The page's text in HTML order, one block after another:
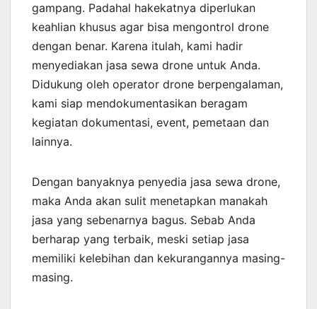
gampang. Padahal hakekatnya diperlukan
keahlian khusus agar bisa mengontrol drone
dengan benar. Karena itulah, kami hadir
menyediakan jasa sewa drone untuk Anda.
Didukung oleh operator drone berpengalaman,
kami siap mendokumentasikan beragam
kegiatan dokumentasi, event, pemetaan dan
lainnya.
Dengan banyaknya penyedia jasa sewa drone,
maka Anda akan sulit menetapkan manakah
jasa yang sebenarnya bagus. Sebab Anda
berharap yang terbaik, meski setiap jasa
memiliki kelebihan dan kekurangannya masing-
masing.